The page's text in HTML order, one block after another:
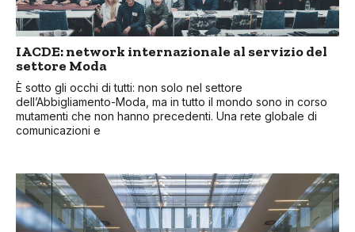
IACDE: network internazionale al servizio del
settore Moda
È sotto gli occhi di tutti: non solo nel settore
dell’Abbigliamento-Moda, ma in tutto il mondo sono in corso
mutamenti che non hanno precedenti. Una rete globale di
comunicazioni e